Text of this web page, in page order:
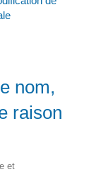
nom,
raison
et